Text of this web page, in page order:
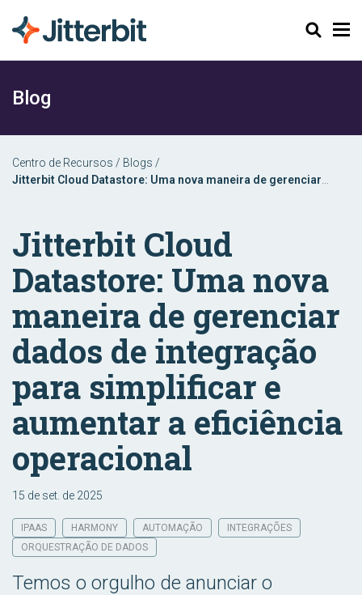
Pesquisar
Blog
Centro de Recursos / Blogs /
Jitterbit Cloud Datastore: Uma nova maneira de gerenciar
Jitterbit Cloud
Datastore: Uma nova
maneira de gerenciar
dados de integração
para simplificar e
aumentar a eficiência
operacional
15 de set. de 2025
IPAAS HARMONY AUTOMAÇÃO
INTEGRAÇÕES
ORQUESTRAÇÃO DE DADOS
Temos o orgulho de anunciar o